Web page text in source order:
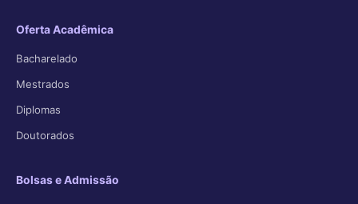
Oferta Acadêmica
Bacharelado
Mestrados
Diplomas
Doutorados
Bolsas e Admissão